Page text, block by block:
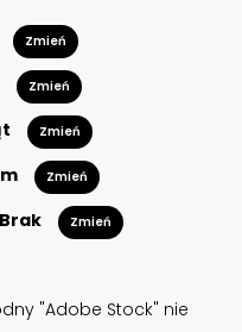
Zmień
Zmień
Zmień
Zmień
Brak Zmień
"Adobe Stock" nie